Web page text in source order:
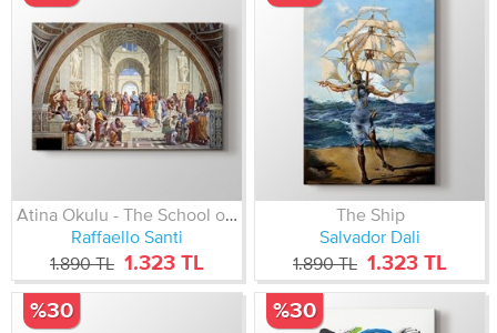
Atina Okulu - The School of Athens
Raffaello Santi
1.890 TL 1.323 TL
The Ship
Salvador Dali
1.890 TL 1.323 TL
%30 %30